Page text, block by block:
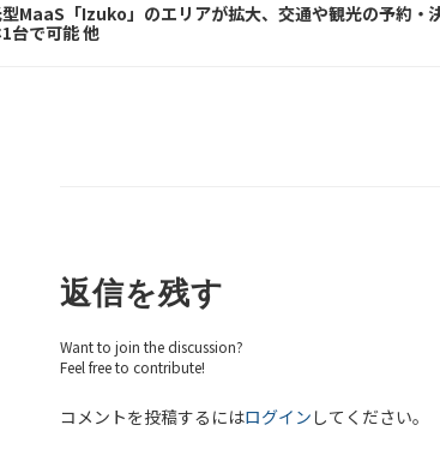
MaaS「Izuko」のエリアが拡大、交通や観光の予約・
台で可能 他
返信を残す
Want to join the discussion?
Feel free to contribute!
コメントを投稿するにはログイン してください。